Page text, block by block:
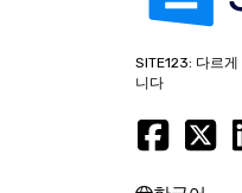
SITE123: 다르
니다